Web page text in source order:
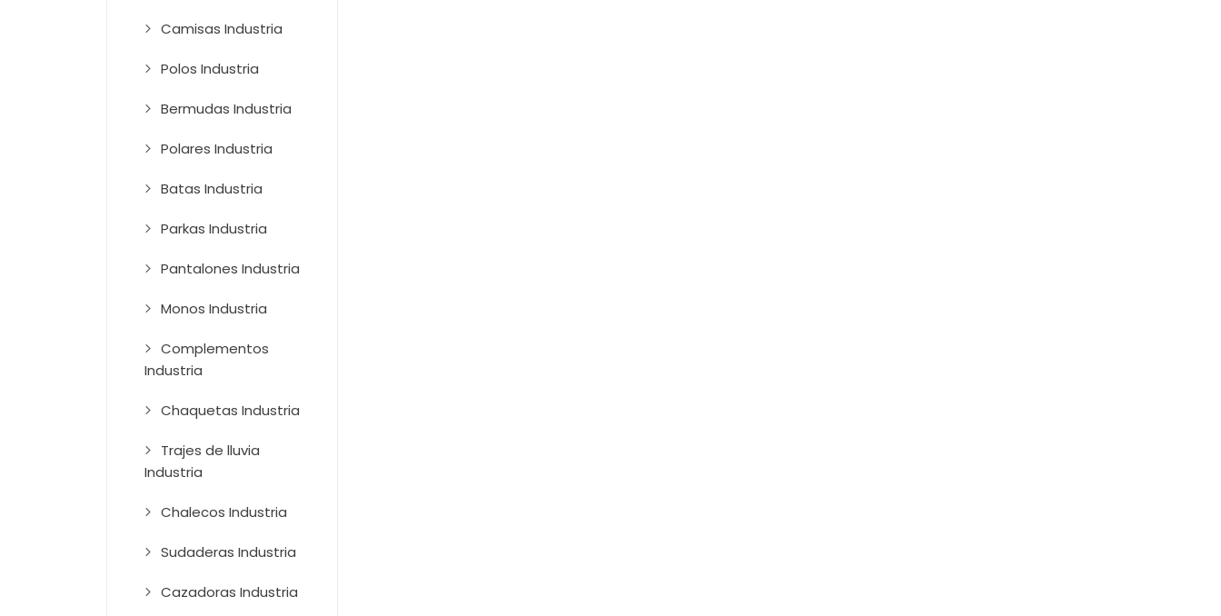
Camisas Industria
Polos Industria
Bermudas Industria
Polares Industria
Batas Industria
Parkas Industria
Pantalones Industria
Monos Industria
Complementos
Industria
Chaquetas Industria
Trajes de lluvia
Industria
Chalecos Industria
Sudaderas Industria
Cazadoras Industria